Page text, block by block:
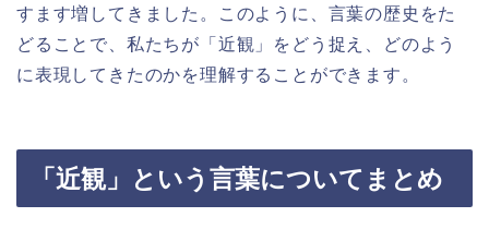
すます増してきました。このように、言葉の歴史をた
どることで、私たちが「近観」をどう捉え、どのよう
に表現してきたのかを理解することができます。
「近観」という言葉についてまとめ